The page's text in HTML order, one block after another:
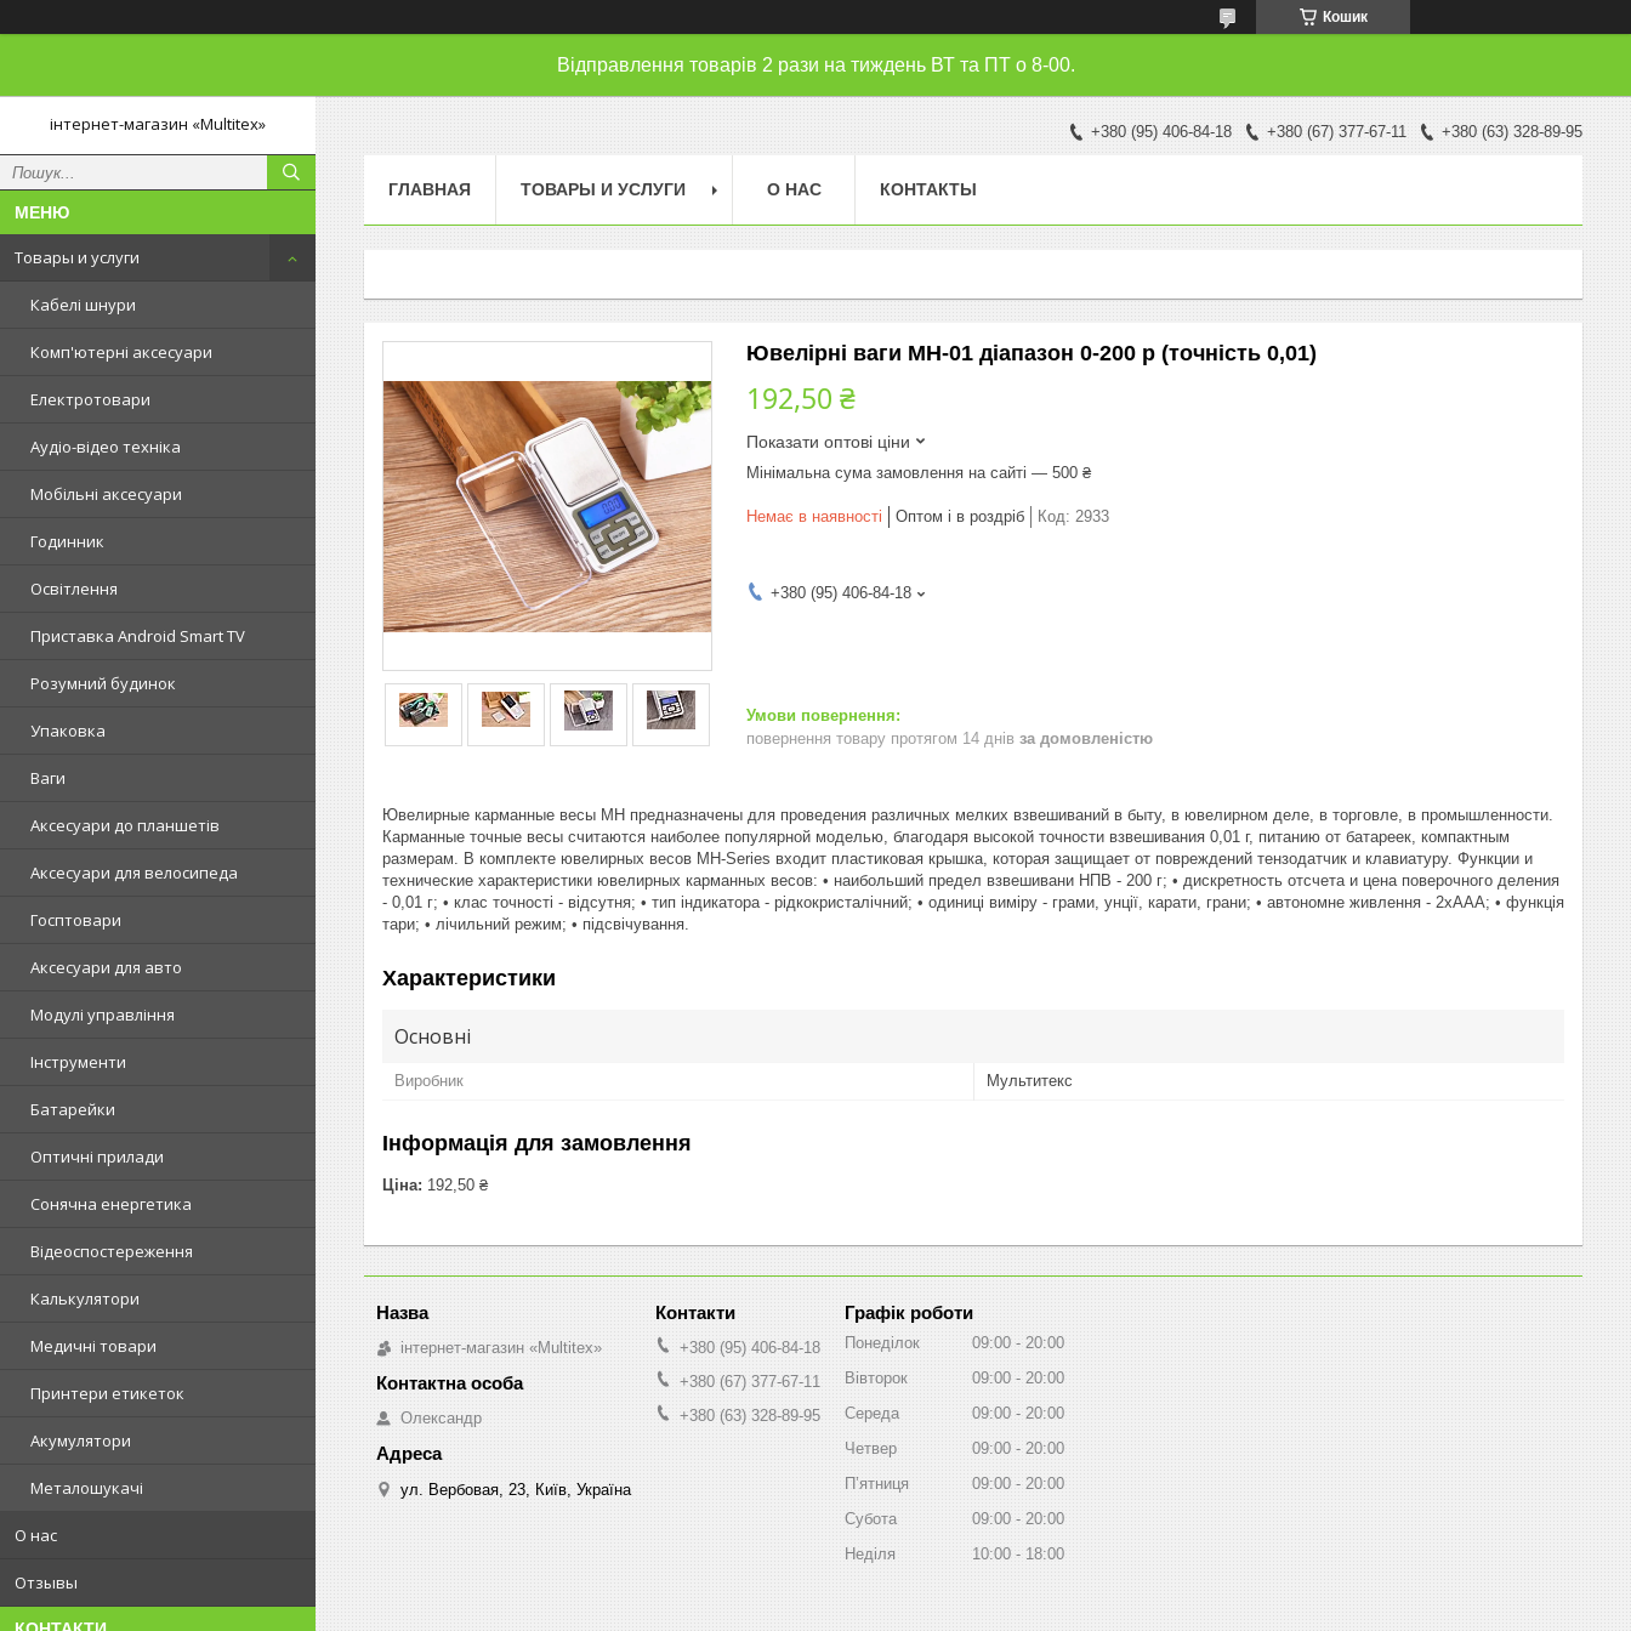
Кошик
Відправлення товарів 2 рази на тиждень ВТ та ПТ о 8-00.
інтернет-магазин «Multitex»
Товары и услуги
Кабелі шнури
Комп'ютерні аксесуари
Електротовари
Аудіо-відео техніка
Мобільні аксесуари
Годинник
Освітлення
Приставка Android Smart TV
Розумний будинок
Упаковка
Ваги
Аксесуари до планшетів
Аксесуари для велосипеда
Госптовари
Аксесуари для авто
Модулі управління
Інструменти
Батарейки
Оптичні прилади
Сонячна енергетика
Відеоспостереження
Калькулятори
Медичні товари
Принтери етикеток
Акумулятори
Металошукачі
О нас
Отзывы
+380 (95) 406-84-18 +380 (67) 377-67-11 +380 (63) 328-89-95
ГЛАВНАЯ ТОВАРЫ И УСЛУГИ О НАС КОНТАКТЫ
Ювелірні ваги MH-01 діапазон 0-200 р (точність 0,01)
192,50 ₴
Показати оптові ціни
Мінімальна сума замовлення на сайті — 500 ₴
Немає в наявності Оптом і в роздріб Код: 2933
+380 (95) 406-84-18
повернення товару протягом 14 днів за домовленістю
Ювелирные карманные весы МН предназначены для проведения различных мелких взвешиваний в быту, в ювелирном деле, в торговле, в промышленности.
Карманные точные весы считаются наиболее популярной моделью, благодаря высокой точности взвешивания 0,01 г, питанию от батареек, компактным
размерам. В комплекте ювелирных весов МН-Series входит пластиковая крышка, которая защищает от повреждений тензодатчик и клавиатуру. Функции и
технические характеристики ювелирных карманных весов: • наибольший предел взвешивани НПВ - 200 г; • дискретность отсчета и цена поверочного деления
- 0,01 г; • клас точності - відсутня; • тип індикатора - рідкокристалічний; • одиниці виміру - грами, унції, карати, грани; • автономне живлення - 2хААА; • функція
тари; • лічильний режим; • підсвічування.
Характеристики
Основні
Виробник Мультитекс
Інформація для замовлення
Ціна: 192,50 ₴
інтернет-магазин «Multitex»
Олександр
ул. Вербовая, 23, Київ, Україна
+380 (95) 406-84-18
+380 (67) 377-67-11
+380 (63) 328-89-95
Графік роботи
Понеділок 09:00
20:00
Вівторок
09:00
20:00
Середа
09:00
20:00
Четвер
09:00
20:00
Пʼятниця
09:00
20:00
Субота
09:00
20:00
Неділя
10:00 18:00